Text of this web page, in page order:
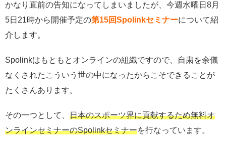
かなり直前の告知になってしまいましたが、今週水曜日8月
5日21時から開催予定の第15回Spolinkセミナーについて紹
介します。
Spolinkはもともとオンラインの組織ですので、自粛を余儀
なくされたこういう世の中になったからこそできることが
たくさんあります。
その一つとして、 日本のスポーツ界に貢献するため無料オ
ンラインセミナーのSpolinkセミナーを行なっています。